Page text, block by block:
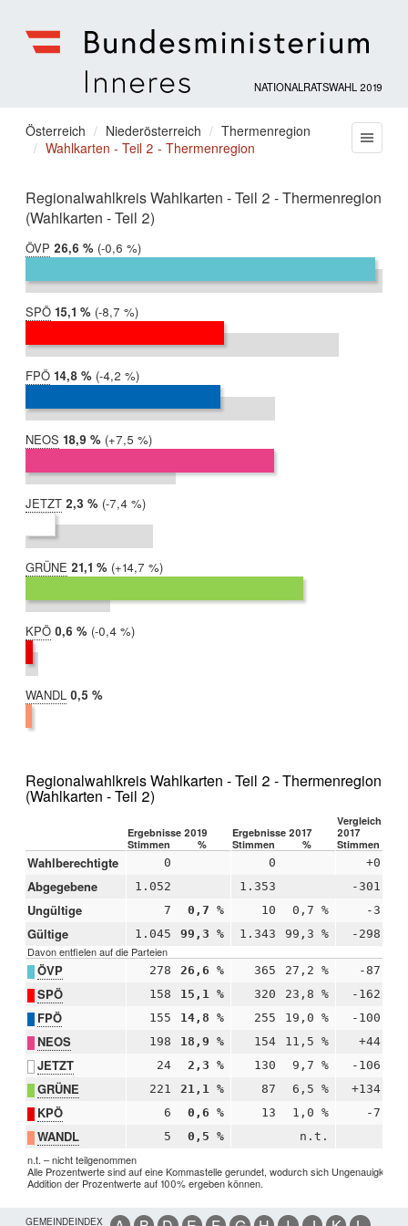
für
Inneres
NATIONALRATSWAHL 2019
Sie
befinden
hier:
Österreich Niederösterreich
Thermenregion
Wahlkarten - Teil 2 - Thermenregion
Regionalwahlkreis Wahlkarten - Teil 2 - Thermenregion
(Wahlkarten - Teil 2)
ÖVP 2019:
26,6 %
2017:
27,2 %
Differenz:
-0,6 %
SPÖ 2019:
15,1 %
2017:
23,8 %
Differenz:
-8,7 %
FPÖ 2019:
14,8 %
2017:
19,0 %
Differenz:
-4,2 %
NEOS 2019:
18,9 %
2017:
11,5 %
Differenz:
+7,5 %
JETZT 2019:
2,3 %
2017:
9,7 %
Differenz:
-7,4 %
GRÜNE 2019:
21,1 %
2017:
6,5 %
Differenz:
+14,7 %
KPÖ 2019:
0,6 %
2017:
1,0 %
Differenz:
-0,4 %
WANDL 2019:
0,5 %
Regionalwahlkreis Wahlkarten - Teil 2 - Thermenregion
(Wahlkarten - Teil 2)
Ergebnisse 2019 Ergebnisse 2017
Vergleich
2017
Stimmen
% Stimmen % Stimmen
Wahlberechtigte 0 0 +0
Abgegebene 1.052 1.353 -301
Ungültige 7 0,7 % 10 0,7 % -3
Gültige 1.045 99,3 % 1.343 99,3 % -298
Davon entfielen auf die Parteien
ÖVP 278 26,6 % 365 27,2 % -87
SPÖ 158 15,1 % 320 23,8 % -162
FPÖ 155 14,8 % 255 19,0 % -100
NEOS 198 18,9 % 154 11,5 % +44
JETZT 24 2,3 % 130 9,7 % -106
GRÜNE 221 21,1 % 87 6,5 % +134
KPÖ 6 0,6 % 13 1,0 % -7
WANDL 5 0,5 % n.t.
n.t. – nicht teilgenommen
Alle Prozentwerte sind auf eine Kommastelle gerundet, wodurch sich
Addition der Prozentwerte auf 100% ergeben können.
GEMEINDEINDEX